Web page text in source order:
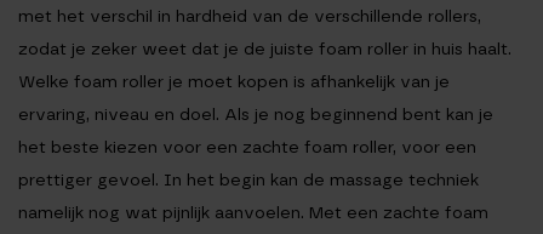
met het verschil in hardheid van de verschillende rollers,
zodat je zeker weet dat je de juiste foam roller in huis haalt.
Welke foam roller je moet kopen is afhankelijk van je
ervaring, niveau en doel. Als je nog beginnend bent kan je
het beste kiezen voor een zachte foam roller, voor een
prettiger gevoel. In het begin kan de massage techniek
namelijk nog wat pijnlijk aanvoelen. Met een zachte foam